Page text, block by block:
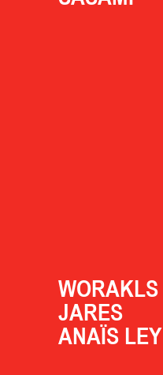
WORAKLS
JARES
ANAÏS LEY